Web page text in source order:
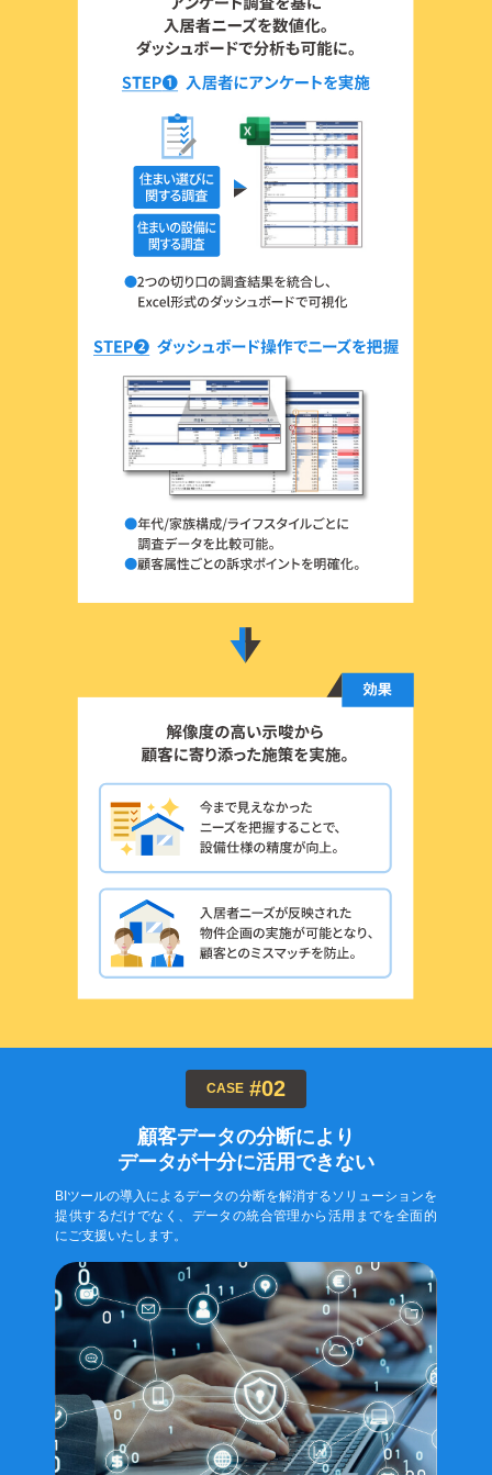
CASE #02
顧客データの分断により
データが十分に活用できない
BIツールの導入によるデータの分断を解消するソリューションを
提供するだけでなく、データの統合管理から活用までを全面的
にご支援いたします。